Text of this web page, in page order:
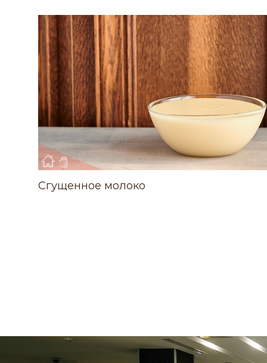
Cгущенное молоко